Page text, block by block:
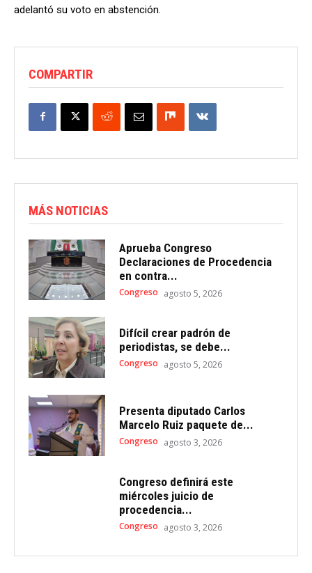
adelantó su voto en abstención.
COMPARTIR
MÁS NOTICIAS
Aprueba Congreso
Declaraciones de Procedencia
en contra...
Congreso agosto 5, 2026
Difícil crear padrón de
periodistas, se debe...
Congreso agosto 5, 2026
Presenta diputado Carlos
Marcelo Ruiz paquete de...
Congreso agosto 3, 2026
Congreso definirá este
miércoles juicio de
procedencia...
Congreso agosto 3, 2026